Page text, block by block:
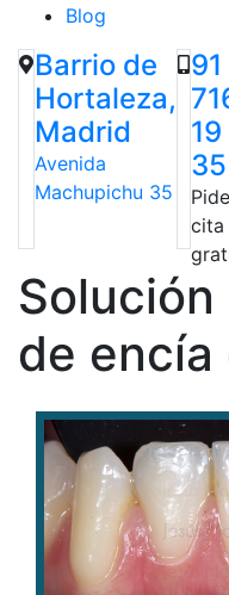
Blog
Barrio de
Hortaleza,
Madrid
Avenida
Machupichu 35
91
19
35
cita
de